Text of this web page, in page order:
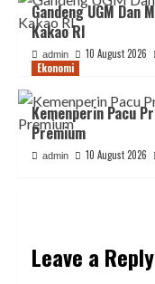
Gandeng UGM Dan
Kakao RI
admin 10 August 2026
Ekonomi
Kemenperin Pacu
Premium
admin 10 August 2026
Leave a Reply